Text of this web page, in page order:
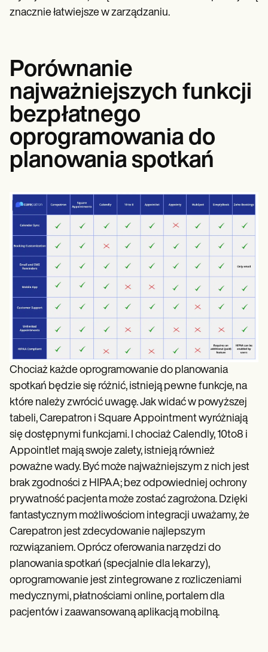
znacznie łatwiejsze w zarządzaniu.
Porównanie
najważniejszych funkcji
bezpłatnego
oprogramowania do
planowania spotkań
Chociaż każde oprogramowanie do planowania
spotkań będzie się różnić, istnieją pewne funkcje, na
które należy zwrócić uwagę. Jak widać w powyższej
tabeli, Carepatron i Square Appointment wyróżniają
się dostępnymi funkcjami. I chociaż Calendly, 10to8 i
Appointlet mają swoje zalety, istnieją również
poważne wady. Być może najważniejszym z nich jest
brak zgodności z HIPAA; bez odpowiedniej ochrony
prywatność pacjenta może zostać zagrożona. Dzięki
fantastycznym możliwościom integracji uważamy, że
Carepatron jest zdecydowanie najlepszym
rozwiązaniem. Oprócz oferowania narzędzi do
planowania spotkań (specjalnie dla lekarzy),
oprogramowanie jest zintegrowane z rozliczeniami
medycznymi, płatnościami online, portalem dla
pacjentów i zaawansowaną aplikacją mobilną.